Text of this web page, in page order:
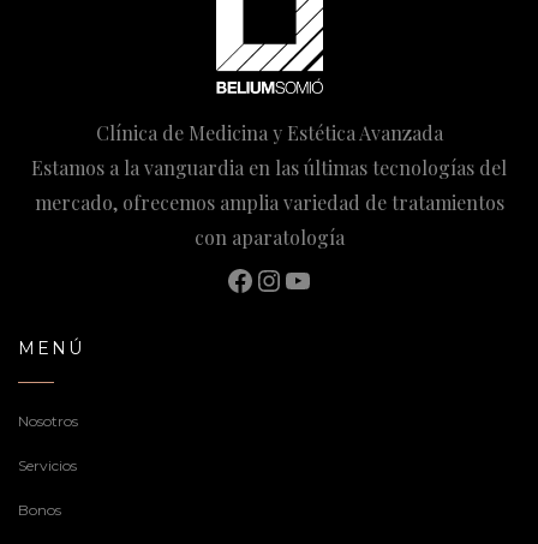
Clínica de Medicina y Estética Avanzada
Estamos a la vanguardia en las últimas tecnologías del
mercado, ofrecemos amplia variedad de tratamientos
con aparatología
Facebook
Instagram
YouTube
MENÚ
Nosotros
Servicios
Bonos